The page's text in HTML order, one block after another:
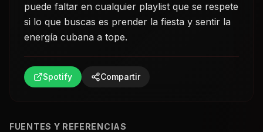
puede faltar en cualquier playlist que se respete
si lo que buscas es prender la fiesta y sentir la
energía cubana a tope.
Spotify Compartir
FUENTES Y REFERENCIAS